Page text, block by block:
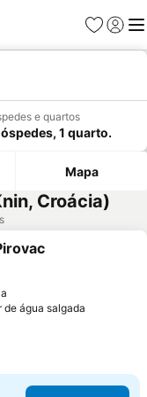
Favoritos
Iniciar
e quartos
1 quarto.
Mapa
Croácia)
aos favoritos
de água salgada